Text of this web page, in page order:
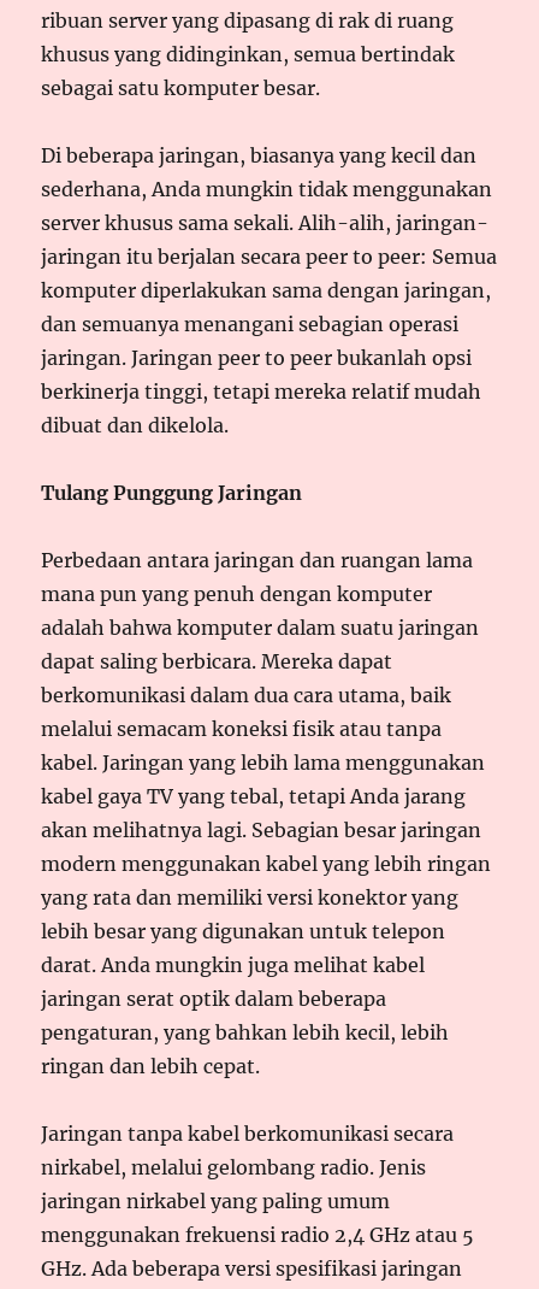
ribuan server yang dipasang di rak di ruang
khusus yang didinginkan, semua bertindak
sebagai satu komputer besar.
Di beberapa jaringan, biasanya yang kecil dan
sederhana, Anda mungkin tidak menggunakan
server khusus sama sekali. Alih-alih, jaringan-
jaringan itu berjalan secara peer to peer: Semua
komputer diperlakukan sama dengan jaringan,
dan semuanya menangani sebagian operasi
jaringan. Jaringan peer to peer bukanlah opsi
berkinerja tinggi, tetapi mereka relatif mudah
dibuat dan dikelola.
Tulang Punggung Jaringan
Perbedaan antara jaringan dan ruangan lama
mana pun yang penuh dengan komputer
adalah bahwa komputer dalam suatu jaringan
dapat saling berbicara. Mereka dapat
berkomunikasi dalam dua cara utama, baik
melalui semacam koneksi fisik atau tanpa
kabel. Jaringan yang lebih lama menggunakan
kabel gaya TV yang tebal, tetapi Anda jarang
akan melihatnya lagi. Sebagian besar jaringan
modern menggunakan kabel yang lebih ringan
yang rata dan memiliki versi konektor yang
lebih besar yang digunakan untuk telepon
darat. Anda mungkin juga melihat kabel
jaringan serat optik dalam beberapa
pengaturan, yang bahkan lebih kecil, lebih
ringan dan lebih cepat.
Jaringan tanpa kabel berkomunikasi secara
nirkabel, melalui gelombang radio. Jenis
jaringan nirkabel yang paling umum
menggunakan frekuensi radio 2,4 GHz atau 5
GHz. Ada beberapa versi spesifikasi jaringan